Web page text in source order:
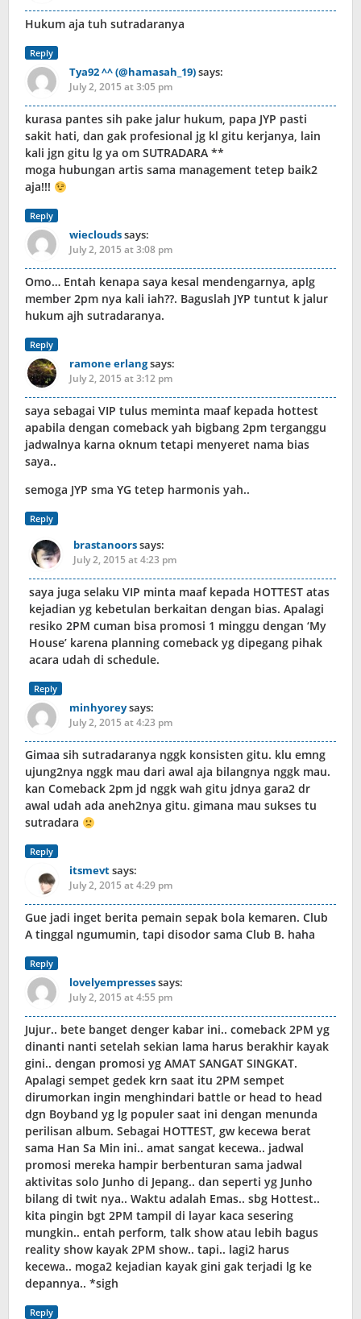
Hukum aja tuh sutradaranya
Reply
Tya92 ^^ (@hamasah_19)says:
July 2, 2015 at 3:05 pm
kurasa pantes sih pake jalur hukum, papa JYP pasti
sakit hati, dan gak profesional jg kl gitu kerjanya, lain
kali jgn gitu lg ya om SUTRADARA **
moga hubungan artis sama management tetep baik2
aja!!!
Reply
wiecloudssays:
July 2, 2015 at 3:08 pm
Omo… Entah kenapa saya kesal mendengarnya, aplg
member 2pm nya kali iah??. Baguslah JYP tuntut k jalur
hukum ajh sutradaranya.
Reply
ramone erlangsays:
July 2, 2015 at 3:12 pm
saya sebagai VIP tulus meminta maaf kepada hottest
apabila dengan comeback yah bigbang 2pm terganggu
jadwalnya karna oknum tetapi menyeret nama bias
saya..
semoga JYP sma YG tetep harmonis yah..
Reply
brastanoorssays:
July 2, 2015 at 4:23 pm
saya juga selaku VIP minta maaf kepada HOTTEST atas
kejadian yg kebetulan berkaitan dengan bias. Apalagi
resiko 2PM cuman bisa promosi 1 minggu dengan ‘My
House’ karena planning comeback yg dipegang pihak
acara udah di schedule.
Reply
minhyoreysays:
July 2, 2015 at 4:23 pm
Gimaa sih sutradaranya nggk konsisten gitu. klu emng
ujung2nya nggk mau dari awal aja bilangnya nggk mau.
kan Comeback 2pm jd nggk wah gitu jdnya gara2 dr
awal udah ada aneh2nya gitu. gimana mau sukses tu
sutradara
Reply
itsmevtsays:
July 2, 2015 at 4:29 pm
Gue jadi inget berita pemain sepak bola kemaren. Club
A tinggal ngumumin, tapi disodor sama Club B. haha
Reply
lovelyempressessays:
July 2, 2015 at 4:55 pm
Jujur.. bete banget denger kabar ini.. comeback 2PM yg
dinanti nanti setelah sekian lama harus berakhir kayak
gini.. dengan promosi yg AMAT SANGAT SINGKAT.
Apalagi sempet gedek krn saat itu 2PM sempet
dirumorkan ingin menghindari battle or head to head
dgn Boyband yg lg populer saat ini dengan menunda
perilisan album. Sebagai HOTTEST, gw kecewa berat
sama Han Sa Min ini.. amat sangat kecewa.. jadwal
promosi mereka hampir berbenturan sama jadwal
aktivitas solo Junho di Jepang.. dan seperti yg Junho
bilang di twit nya.. Waktu adalah Emas.. sbg Hottest..
kita pingin bgt 2PM tampil di layar kaca sesering
mungkin.. entah perform, talk show atau lebih bagus
reality show kayak 2PM show.. tapi.. lagi2 harus
kecewa.. moga2 kejadian kayak gini gak terjadi lg ke
depannya.. *sigh
Reply